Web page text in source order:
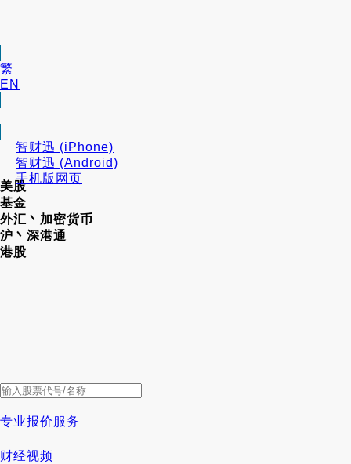
繁
EN
智财迅 (iPhone)
智财迅 (Android)
手机版网页
美股
基金
外汇丶加密货币
沪丶深港通
港股
专业报价服务
财经视频